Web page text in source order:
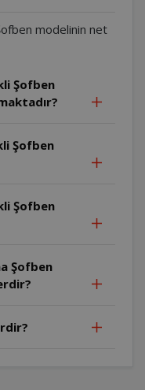
modelinin net
Şofben
Şofben
Şofben
Şofben